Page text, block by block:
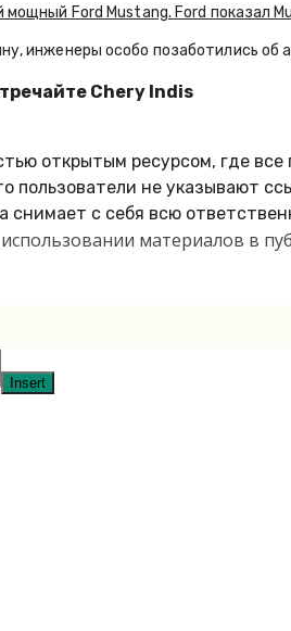
мощный Ford Mustang. Ford показал
инженеры особо позаботились
Chery Indis
открытым ресурсом, где
пользователи не указывают
с себя всю
материалов в
Insert